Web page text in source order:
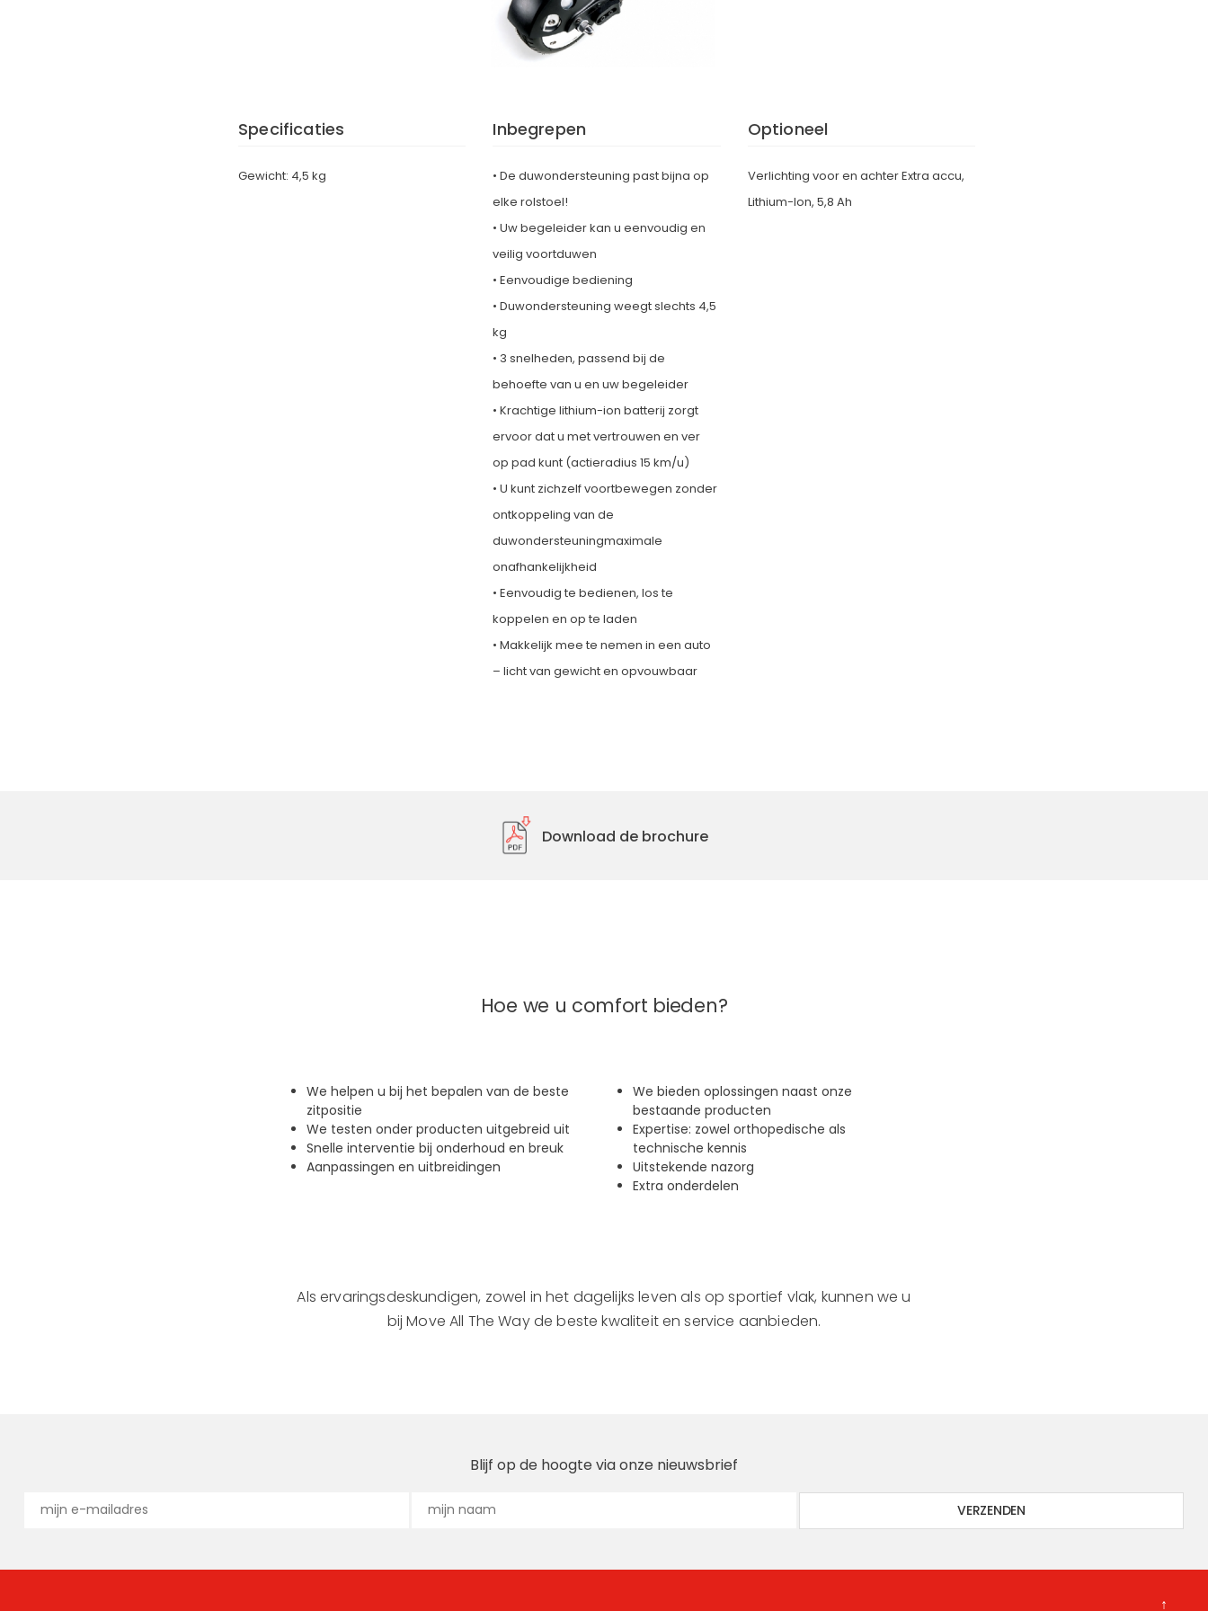
Specificaties
Gewicht: 4,5 kg
Inbegrepen
• De duwondersteuning past bijna op
elke rolstoel!
• Uw begeleider kan u eenvoudig en
veilig voortduwen
• Eenvoudige bediening
• Duwondersteuning weegt slechts 4,5
kg
• 3 snelheden, passend bij de
behoefte van u en uw begeleider
• Krachtige lithium-ion batterij zorgt
ervoor dat u met vertrouwen en ver
op pad kunt (actieradius 15 km/u)
• U kunt zichzelf voortbewegen zonder
ontkoppeling van de
duwondersteuningmaximale
onafhankelijkheid
• Eenvoudig te bedienen, los te
koppelen en op te laden
• Makkelijk mee te nemen in een auto
– licht van gewicht en opvouwbaar
Optioneel
Verlichting voor en achter Extra accu,
Lithium-Ion, 5,8 Ah
Download de brochure
Hoe we u comfort bieden?
We helpen u bij het bepalen van de beste
zitpositie
We testen onder producten uitgebreid uit
Snelle interventie bij onderhoud en breuk
Aanpassingen en uitbreidingen
We bieden oplossingen naast onze
bestaande producten
Expertise: zowel orthopedische als
technische kennis
Uitstekende nazorg
Extra onderdelen
Als ervaringsdeskundigen, zowel in het dagelijks leven als op sportief vlak, kunnen we u
bij Move All The Way de beste kwaliteit en service aanbieden.
Blijf op de hoogte via onze nieuwsbrief
↑